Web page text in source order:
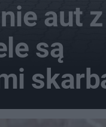
aut
są